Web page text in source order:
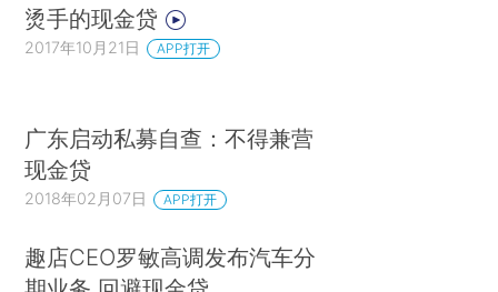
烫手的现金贷
2017年10月21日 APP打开
广东启动私募自查：不得兼营
现金贷
2018年02月07日 APP打开
趣店CEO罗敏高调发布汽车分